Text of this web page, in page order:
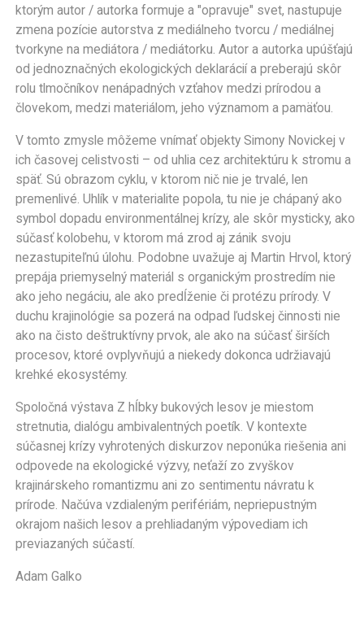
ktorým autor / autorka formuje a "opravuje" svet, nastupuje
zmena pozície autorstva z mediálneho tvorcu / mediálnej
tvorkyne na mediátora / mediátorku. Autor a autorka upúšťajú
od jednoznačných ekologických deklarácií a preberajú skôr
rolu tlmočníkov nenápadných vzťahov medzi prírodou a
človekom, medzi materiálom, jeho významom a pamäťou.
V tomto zmysle môžeme vnímať objekty Simony Novickej v
ich časovej celistvosti – od uhlia cez architektúru k stromu a
späť. Sú obrazom cyklu, v ktorom nič nie je trvalé, len
premenlivé. Uhlík v materialite popola, tu nie je chápaný ako
symbol dopadu environmentálnej krízy, ale skôr mysticky, ako
súčasť kolobehu, v ktorom má zrod aj zánik svoju
nezastupiteľnú úlohu. Podobne uvažuje aj Martin Hrvol, ktorý
prepája priemyselný materiál s organickým prostredím nie
ako jeho negáciu, ale ako predĺženie či protézu prírody. V
duchu krajinológie sa pozerá na odpad ľudskej činnosti nie
ako na čisto deštruktívny prvok, ale ako na súčasť širších
procesov, ktoré ovplyvňujú a niekedy dokonca udržiavajú
krehké ekosystémy.
Spoločná výstava Z hĺbky bukových lesov je miestom
stretnutia, dialógu ambivalentných poetík. V kontexte
súčasnej krízy vyhrotených diskurzov neponúka riešenia ani
odpovede na ekologické výzvy, neťaží zo zvyškov
krajinárskeho romantizmu ani zo sentimentu návratu k
prírode. Načúva vzdialeným perifériám, nepriepustným
okrajom našich lesov a prehliadaným výpovediam ich
previazaných súčastí.
Adam Galko